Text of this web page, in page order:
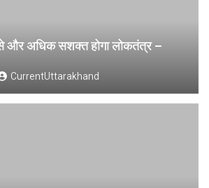
और अधिक सशक्त होगा लोकतंत्र –
CurrentUttarakhand